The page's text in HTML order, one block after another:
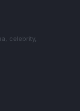
celebrity,